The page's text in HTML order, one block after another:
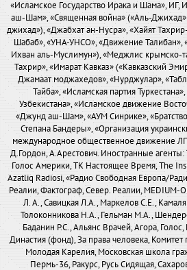
«Исламское Государство Ирака и Шама»,
аш-Шам», «Священная война» («Аль-Джихад»
джихад»), «Джабхат ан-Нусра», «Хайят
Шабаб», «УНА-УНСО», «Движение Талибан»,
Ихван аль-Муслимун»), «Меджлис крымско-
Тахрир», «Имарат Кавказ» («Кавказский
Джамаат моджахедов», «Нурджулар»,
Тайба», «Исламская партия
Узбекистана», «Исламское движение
«Джунд аш-Шам», «АУМ Синрике»,
Степана Бандеры», «Организация
международное общественное движение
Д.Гордон, А.Арестович. Иностранные
Голос Америки, ТК Настоящее Время, The
Azatliq Radiosi, «Радио Свободная Европа/
Реалии, Фактограф, Север. Реалии, MEDIUM-
Л. А., Савицкая Л.А., Маркелов С.Е.,
Толоконникова Н.А., Гельман М.А.,
Баданин Р.С., Альянс Врачей, Агора,
Династия (фонд), За права человека,
Молодая Карелия, Московская школа
Пермь-36, Ракурс, Русь Сидящая,